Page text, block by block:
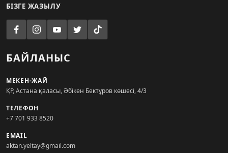
БІЗГЕ ЖАЗЫЛУ
БАЙЛАНЫС
МЕКЕН-ЖАЙ
ҚР, Астана қаласы, Әбікен Бектұров көшесі, 4/3
ТЕЛЕФОН
+7 701 933 8520
EMAIL
aktan.yeltay@gmail.com